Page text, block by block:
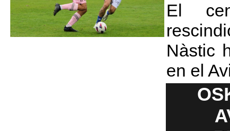
El
Nàstic
en el